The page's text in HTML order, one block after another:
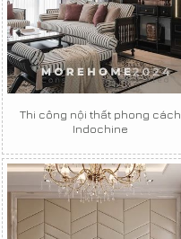
Thi công nội thất phong cách
Indochine